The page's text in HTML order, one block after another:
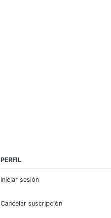
PERFIL
Iniciar sesión
Cancelar suscripción